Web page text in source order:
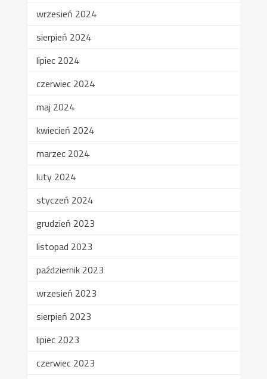
wrzesień 2024
sierpień 2024
lipiec 2024
czerwiec 2024
maj 2024
kwiecień 2024
marzec 2024
luty 2024
styczeń 2024
grudzień 2023
listopad 2023
październik 2023
wrzesień 2023
sierpień 2023
lipiec 2023
czerwiec 2023